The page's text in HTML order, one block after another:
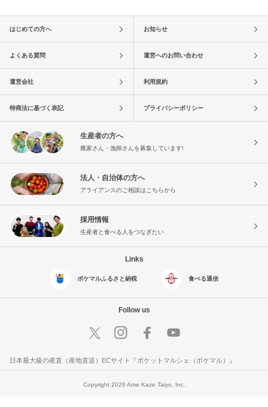
はじめての方へ お知らせ
よくある質問 運営へのお問い合わせ
運営会社 利用規約
特商法に基づく表記 プライバシーポリシー
生産者の方へ
農家さん・漁師さんを募集しています!
法人・自治体の方へ
アライアンスのご相談はこちらから
採用情報
生産者と食べる人をつなぎたい
Links
ポケマルふるさと納税 食べる通信
Follow us
日本最大級の産直（産地直送）ECサイト『ポケットマルシェ（ポケマル）』
Copyright 2026 Ame Kaze Taiyo, Inc.